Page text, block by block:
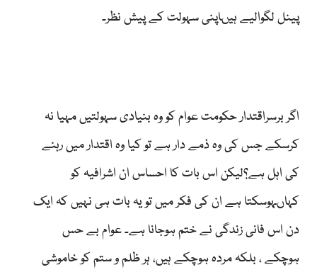
پینل لگوالیے ہیںاپنی سہولت کے پیش نظر۔
اگر برسراقتدار حکومت عوام کو وہ بنیادی سہولتیں مہیا نہ
کرسکے جس کی وہ ذمے دار ہے تو کیا وہ اقتدار میں رہنے
کی اہل ہے؟لیکن اس بات کا احساس ان اشرافیہ کو
کہاںہوسکتا ہے ان کی فکر میں تو یہ بات ہی نہیں کہ ایک
دن اس فانی زندگی نے ختم ہوجانا ہے۔ عوام بے حس
ہوچکے ، بلکہ مردہ ہوچکے ہیں، ہر ظلم و ستم کو خاموشی